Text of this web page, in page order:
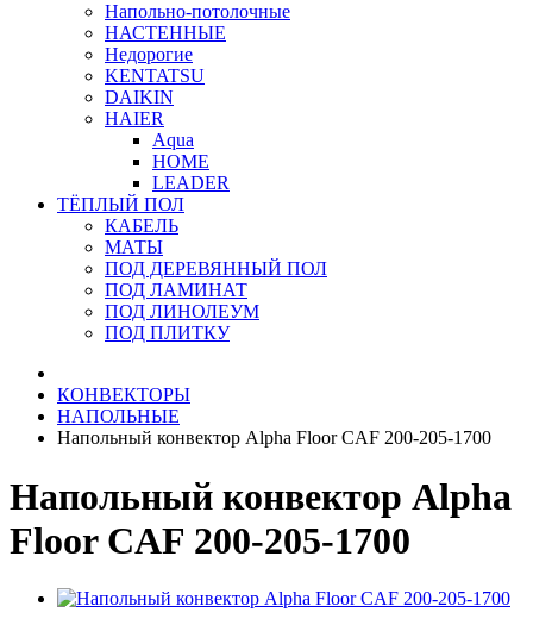
Напольно-потолочные
НАСТЕННЫЕ
Недорогие
KENTATSU
DAIKIN
HAIER
Aqua
HOME
LEADER
ТЁПЛЫЙ ПОЛ
КАБЕЛЬ
МАТЫ
ПОД ДЕРЕВЯННЫЙ ПОЛ
ПОД ЛАМИНАТ
ПОД ЛИНОЛЕУМ
ПОД ПЛИТКУ
КОНВЕКТОРЫ
НАПОЛЬНЫЕ
Напольный конвектор Alpha Floor CAF 200-205-1700
Напольный конвектор Alpha
Floor CAF 200-205-1700